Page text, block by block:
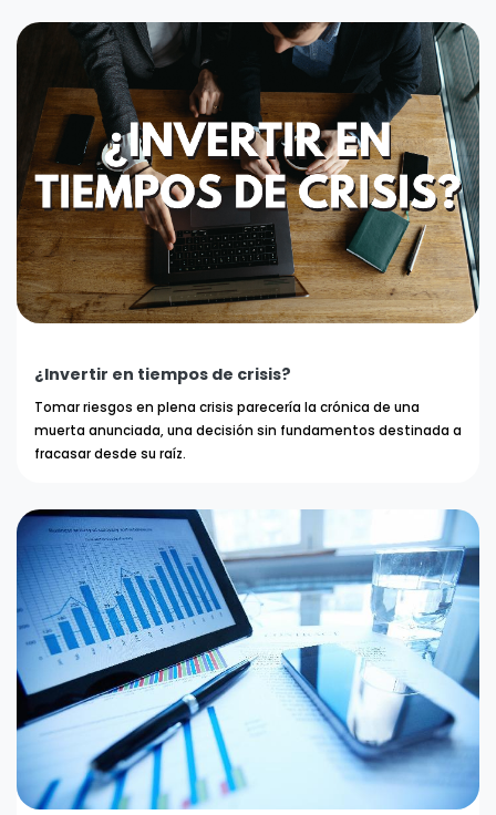
¿Invertir en tiempos de crisis?
Tomar riesgos en plena crisis parecería la crónica de una
muerta anunciada, una decisión sin fundamentos destinada a
fracasar desde su raíz.